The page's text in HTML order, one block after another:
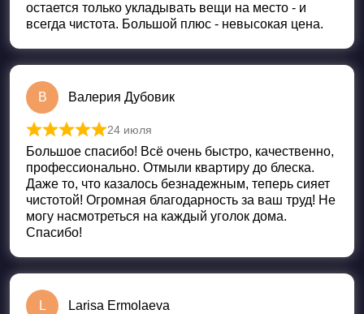
остается только укладывать вещи на место - и
всегда чистота. Большой плюс - невысокая цена.
В Валерия Дубовик
Оценка
24 июля
Большое спасибо! Всё очень быстро, качественно,
профессионально. Отмыли квартиру до блеска.
Даже то, что казалось безнадежным, теперь сияет
чистотой! Огромная благодарность за ваш труд! Не
могу насмотреться на каждый уголок дома.
Спасибо!
L Larisa Ermolaeva